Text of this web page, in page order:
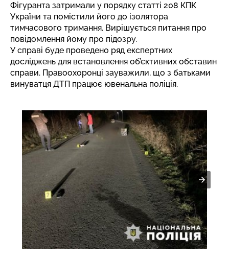
Фігуранта затримали у порядку статті 208 КПК
України та помістили його до ізолятора
тимчасового тримання. Вирішується питання про
повідомлення йому про підозру.
У справі буде проведено ряд експертних
досліджень для встановлення об’єктивних обставин
справи. Правоохоронці зауважили, що з батьками
винуватця ДТП працює ювенальна поліція.